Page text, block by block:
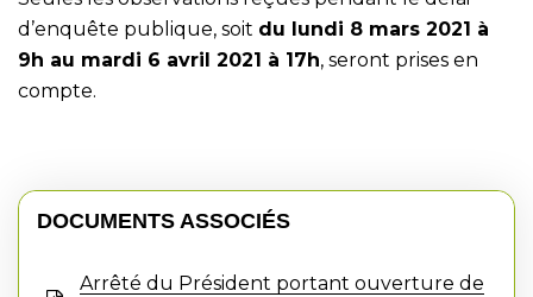
d’enquête publique, soit du lundi 8 mars 2021 à
9h au mardi 6 avril 2021 à 17h, seront prises en
compte.
DOCUMENTS ASSOCIÉS
Arrêté du Président portant ouverture de